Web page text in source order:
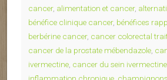
cancer, alimentation et cancer,
bénéfice clinique cancer, bénéfices
berbérine cancer, cancer colorectal
cancer de la prostate mébendazole
ivermectine cancer du sein ivermectine